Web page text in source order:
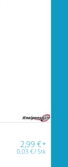
2,99€*
0,03€/Stk